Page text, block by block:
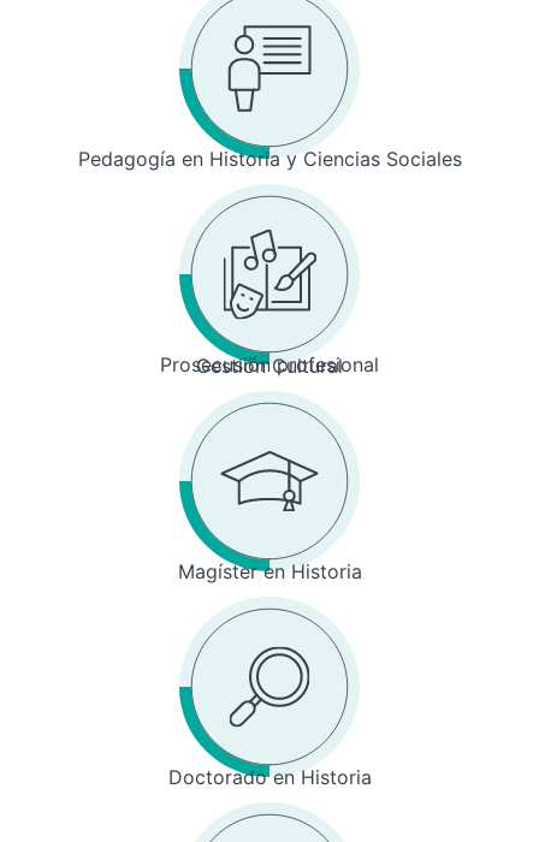
Pedagogía en Historia y Ciencias Sociales
Prosecusión profesional
Gestión Cultural
Magíster en Historia
Doctorado en Historia